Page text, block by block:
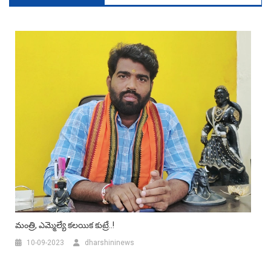
మంత్రి, ఎమ్మెల్యే కలయిక కుట్రే..!
10-09-2023 dharshininews